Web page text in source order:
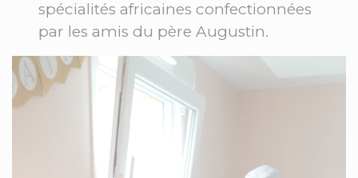
spécialités africaines confectionnées
par les amis du père Augustin.